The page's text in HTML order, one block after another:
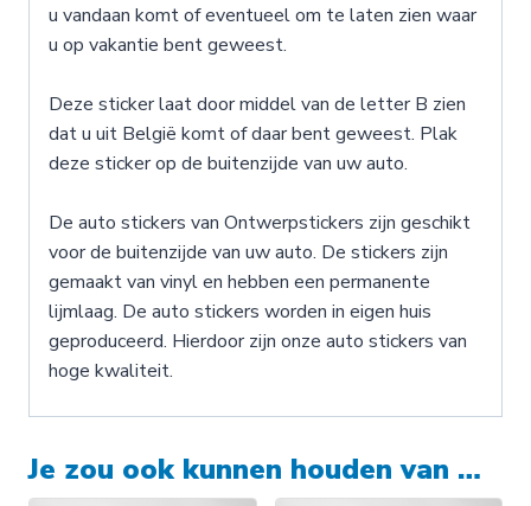
u vandaan komt of eventueel om te laten zien waar
u op vakantie bent geweest.
Deze sticker laat door middel van de letter B zien
dat u uit België komt of daar bent geweest. Plak
deze sticker op de buitenzijde van uw auto.
De auto stickers van Ontwerpstickers zijn geschikt
voor de buitenzijde van uw auto. De stickers zijn
gemaakt van vinyl en hebben een permanente
lijmlaag. De auto stickers worden in eigen huis
geproduceerd. Hierdoor zijn onze auto stickers van
hoge kwaliteit.
Je zou ook kunnen houden van …